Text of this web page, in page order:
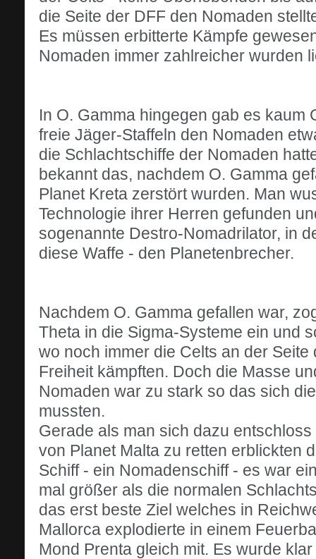
die Seite der DFF den Nomaden
Es müssen erbitterte Kämpfe
Nomaden immer zahlreicher wurden
In O. Gamma hingegen gab es
freie Jäger-Staffeln den Nomaden
die Schlachtschiffe der Nomaden
bekannt das, nachdem O. Gamma
Planet Kreta zerstört wurden. Man
Technologie ihrer Herren gefunden
sogenannte Destro-Nomadrilator, in
diese Waffe - den Planetenbrecher.
Nachdem O. Gamma gefallen war,
Theta in die Sigma-Systeme ein und
wo noch immer die Celts an der
Freiheit kämpften. Doch die Masse
Nomaden war zu stark so das sich
mussten.
Gerade als man sich dazu
von Planet Malta zu retten erblickten
Schiff - ein Nomadenschiff - es war
mal größer als die normalen
das erst beste Ziel welches in
Mallorca explodierte in einem
Mond Prenta gleich mit. Es wurde